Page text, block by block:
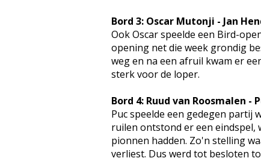
Bord 3: Oscar Mutonji - Jan
Ook Oscar speelde een Bird-
opening net die week grondig
weg en na een afruil kwam er
sterk voor de loper.
Bord 4: Ruud van Roosmalen -
Puc speelde een gedegen partij
ruilen ontstond er een eindspel,
pionnen hadden. Zo'n stelling
verliest. Dus werd tot besloten